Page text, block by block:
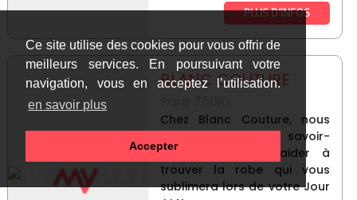
Ce site utilise des cookies pour vous offrir de
meilleurs services. En poursuivant votre
navigation, vous en acceptez l’utilisation.
en savoir plus
Accepter
PLUS D’INFOS
BLANC COUTURE
Chez Blanc Couture, nous
mettons tout notre savoir-
faire pour vous aider à
trouver la robe qui vous
sublimera lors de votre Jour